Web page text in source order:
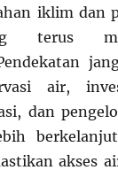
iklim dan
terus
air,
dan
akses